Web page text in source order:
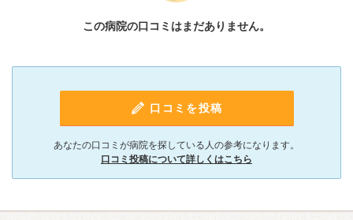
この病院の口コミはまだありません。
口コミを投稿
あなたの口コミが病院を探している人の参考になります。
口コミ投稿について詳しくはこちら